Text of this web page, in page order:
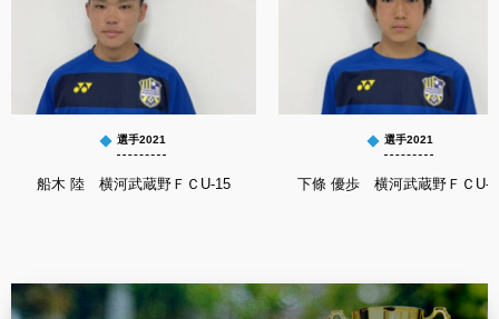
選手2021
船木 陸 横河武蔵野ＦＣU-15
選手2021
下條 優歩 横河武蔵野ＦＣU-